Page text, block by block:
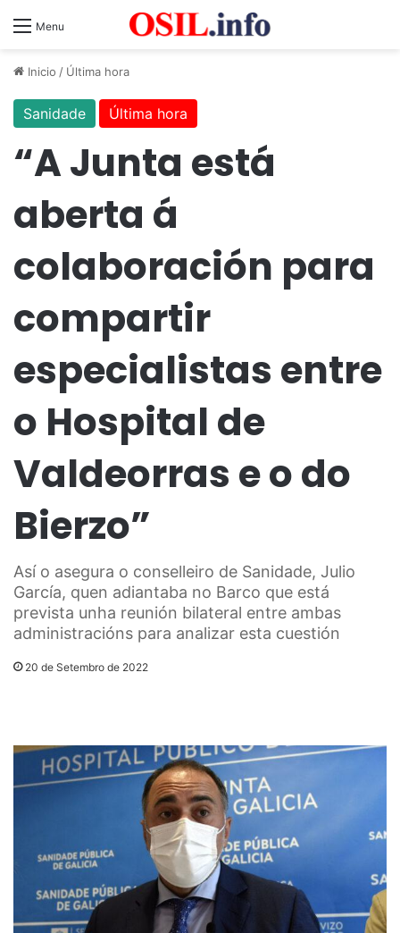
Menu
Inicio / Última hora
Sanidade Última hora
“A Junta está
aberta á
colaboración para
compartir
especialistas entre
o Hospital de
Valdeorras e o do
Bierzo”
Así o asegura o conselleiro de Sanidade, Julio
García, quen adiantaba no Barco que está
prevista unha reunión bilateral entre ambas
administracións para analizar esta cuestión
20 de Setembro de 2022